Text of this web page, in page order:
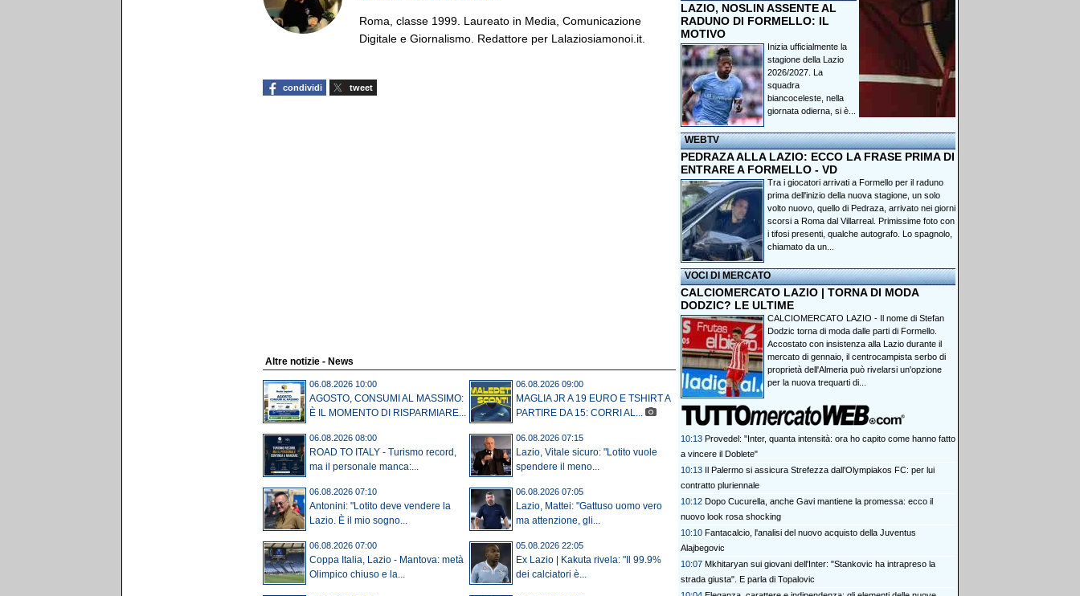
Roma, classe 1999. Laureato in Media, Comunicazione
Digitale e Giornalismo. Redattore per Lalaziosiamonoi.it.
condividi tweet
Altre notizie - News
06.08.2026 10:00
AGOSTO, CONSUMI AL MASSIMO:
È IL MOMENTO DI RISPARMIARE...
06.08.2026 09:00
MAGLIA JR A 19 EURO E TSHIRT A
PARTIRE DA 15: CORRI AL...
06.08.2026 08:00
ROAD TO ITALY - Turismo record,
ma il personale manca:...
06.08.2026 07:15
Lazio, Vitale sicuro: "Lotito vuole
spendere il meno...
06.08.2026 07:10
Antonini: "Lotito deve vendere la
Lazio. È il mio sogno...
06.08.2026 07:05
Lazio, Mattei: "Gattuso uomo vero
ma attenzione, gli...
06.08.2026 07:00
Coppa Italia, Lazio - Mantova: metà
Olimpico chiuso e la...
05.08.2026 22:05
Ex Lazio | Kakuta rivela: "Il 99.9%
dei calciatori è...
LAZIO, NOSLIN ASSENTE AL
RADUNO DI FORMELLO: IL
MOTIVO
Inizia ufficialmente la
stagione della Lazio
2026/2027. La
squadra
biancoceleste, nella
giornata odierna, si è...
WEBTV
PEDRAZA ALLA LAZIO: ECCO LA FRASE PRIMA DI
ENTRARE A FORMELLO - VD
Tra i giocatori arrivati a Formello per il raduno
prima dell'inizio della nuova stagione, un solo
volto nuovo, quello di Pedraza, arrivato nei giorni
scorsi a Roma dal Villarreal. Primissime foto con
i tifosi presenti, qualche autografo. Lo spagnolo,
chiamato da un...
VOCI DI MERCATO
CALCIOMERCATO LAZIO | TORNA DI MODA
DODZIC? LE ULTIME
CALCIOMERCATO LAZIO - Il nome di Stefan
Dodzic torna di moda dalle parti di Formello.
Accostato con insistenza alla Lazio durante il
mercato di gennaio, il centrocampista serbo di
proprietà dell'Almeria può rivelarsi un'opzione
per la nuova trequarti di...
10:13 Provedel: "Inter, quanta intensità: ora ho capito come hanno fatto
a vincere il Doblete"
10:13 Il Palermo si assicura Strefezza dall’Olympiakos FC: per lui
contratto pluriennale
10:12 Dopo Cucurella, anche Gavi mantiene la promessa: ecco il
nuovo look rosa shocking
10:10 Fantacalcio, l'analisi del nuovo acquisto della Juventus
Alajbegovic
10:07 Mkhitaryan sui giovani dell'Inter: "Stankovic ha intrapreso la
strada giusta". E parla di Topalovic